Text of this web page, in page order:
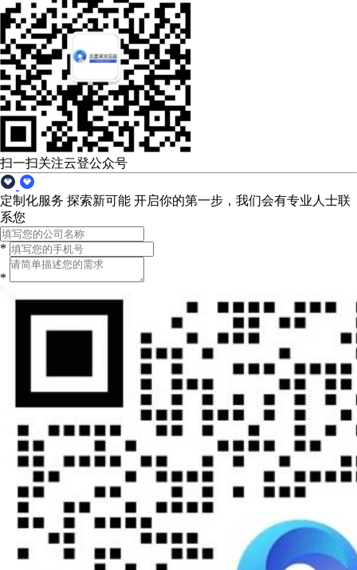
扫一扫关注云登公众号
定制化服务 探索新可能 开启你的第一步，我们会有专业人士联
系您
*
*